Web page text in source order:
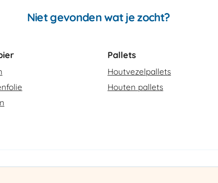
Niet gevonden wat je zocht?
Pallets
Houtvezelpallets
Houten pallets